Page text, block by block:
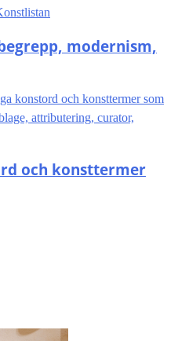
modernism,
och konsttermer